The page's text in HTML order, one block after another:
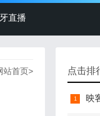
直播
站首页> 点击排
映客